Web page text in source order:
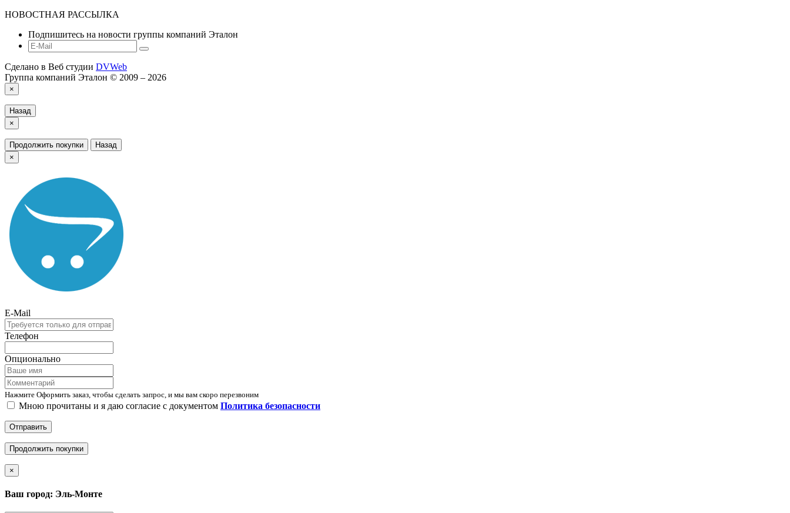
НОВОСТНАЯ РАССЫЛКА
Подпишитесь на новости группы компаний Эталон
Сделано в Веб студии DVWeb
Группа компаний Эталон © 2009 – 2026
×
Назад
×
Продолжить покупки
Назад
×
E-Mail
Телефон
Опционально
Нажмите Оформить заказ, чтобы сделать запрос, и мы вам скоро перезвоним
Мною прочитаны и я даю согласие с документом Политика безопасности
Отправить
Продолжить покупки
×
Ваш город: Эль-Монте